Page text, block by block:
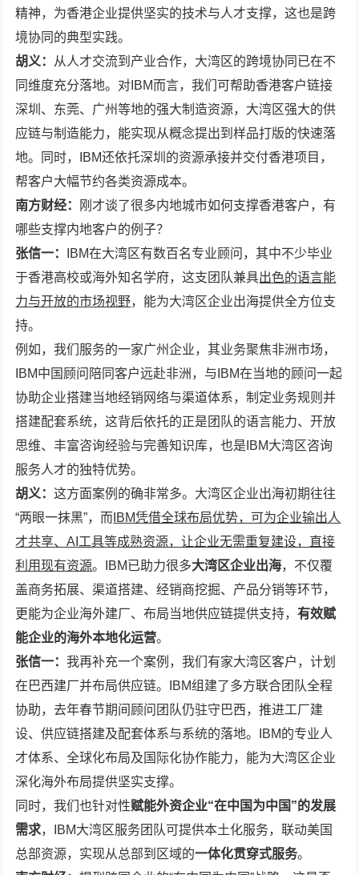
精神，为香港企业提供坚实的技术与人才支撑，这也是跨
境协同的典型实践。
胡义： 从人才交流到产业合作，大湾区的跨境协同已在不
同维度充分落地。对IBM而言，我们可帮助香港客户链接
深圳、东莞、广州等地的强大制造资源，大湾区强大的供
应链与制造能力，能实现从概念提出到样品打版的快速落
地。同时，IBM还依托深圳的资源承接并交付香港项目，
帮客户大幅节约各类资源成本。
南方财经： 刚才谈了很多内地城市如何支撑香港客户，有
哪些支撑内地客户的例子？
张信一：
IBM在大湾区有数百名专业顾问，其中不少毕业
于香港高校或海外知名学府，这支团队兼具出色的语言能
力与开放的市场视野，能为大湾区企业出海提供全方位支
持。
例如，我们服务的一家广州企业，其业务聚焦非洲市场，
IBM中国顾问陪同客户远赴非洲，与IBM在当地的顾问一起
协助企业搭建当地经销网络与渠道体系，制定业务规则并
搭建配套系统，这背后依托的正是团队的语言能力、开放
思维、丰富咨询经验与完善知识库，也是IBM大湾区咨询
服务人才的独特优势。
胡义：这方面案例的确非常多。大湾区企业出海初期往往
“两眼一抹黑”，而 IBM凭借全球布局优势，可为企业输出人
才共享、AI工具等成熟资源，让企业无需重复建设，直接
利用现有资源。IBM已助力很多大湾区企业出海，不仅覆
盖商务拓展、渠道搭建、经销商挖掘、产品分销等环节，
更能为企业海外建厂、布局当地供应链提供支持，有效赋
能企业的海外本地化运营。
张信一：我再补充一个案例，我们有家大湾区客户，计划
在巴西建厂并布局供应链。IBM组建了多方联合团队全程
协助，去年春节期间顾问团队仍驻守巴西，推进工厂建
设、供应链搭建及配套体系与系统的落地。IBM的专业人
才体系、全球化布局及国际化协作能力，能为大湾区企业
深化海外布局提供坚实支撑。
同时，我们也针对性赋能外资企业“在中国为中国”的发展
需求，IBM大湾区服务团队可提供本土化服务，联动美国
总部资源，实现从总部到区域的一体化贯穿式服务。